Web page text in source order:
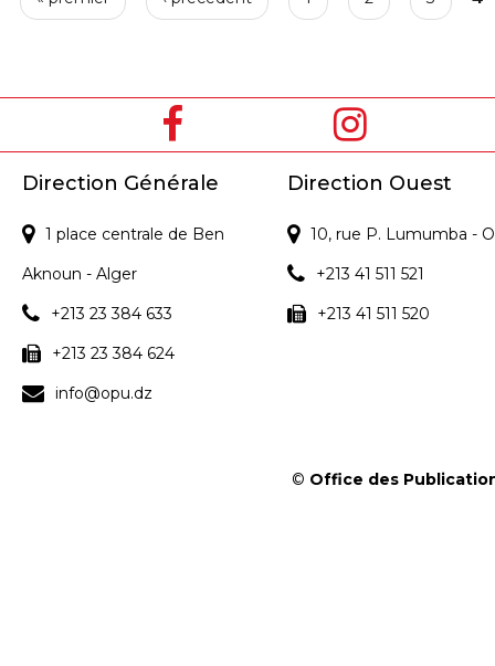
g
Direction Générale
1 place centrale de Ben
Aknoun - Alger
+213 23 384 633
+213 23 384 624
info@opu.dz
Direction Ouest
10, rue P. Lumumba -
+213 41 511 521
+213 41 511 520
© Office des